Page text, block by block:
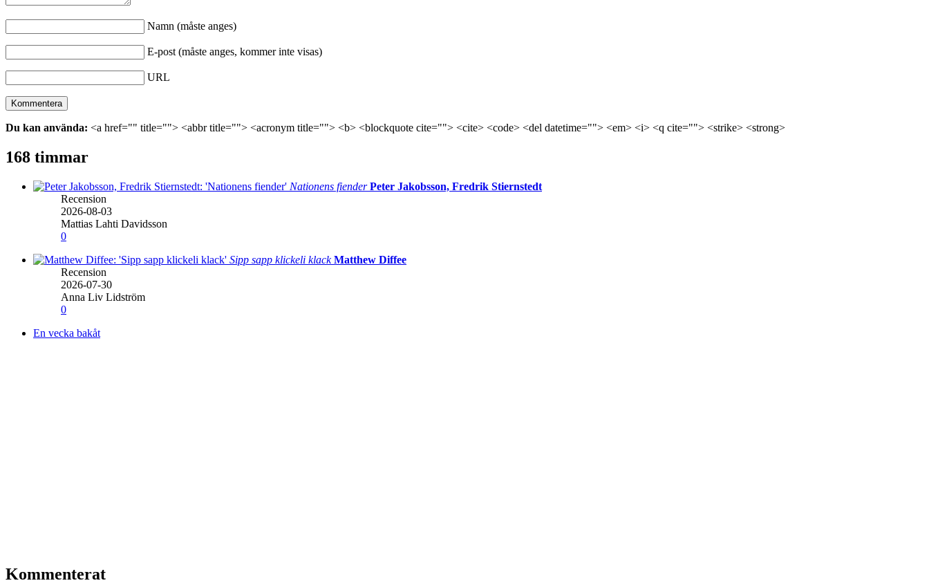
Namn (måste anges)
E-post (måste anges, kommer inte visas)
URL
Du kan använda: <a href="" title=""> <abbr title=""> <acronym title=""> <b> <blockquote cite=""> <cite> <code> <del datetime=""> <em> <i> <q cite=""> <strike> <strong>
168 timmar
Nationens fiender Peter Jakobsson, Fredrik Stiernstedt
Recension
2026-08-03
Mattias Lahti Davidsson
0
Sipp sapp klickeli klack Matthew Diffee
Recension
2026-07-30
Anna Liv Lidström
0
En vecka bakåt
Kommenterat